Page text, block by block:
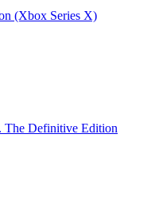
(Xbox Series X)
The Definitive Edition